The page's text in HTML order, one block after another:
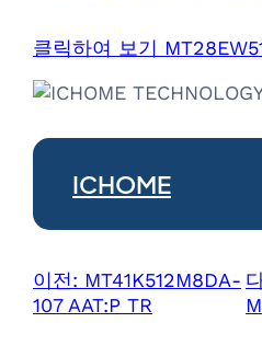
클릭하여 보기
ICHOME
이전: MT41K512M8DA-
107 AAT:P TR